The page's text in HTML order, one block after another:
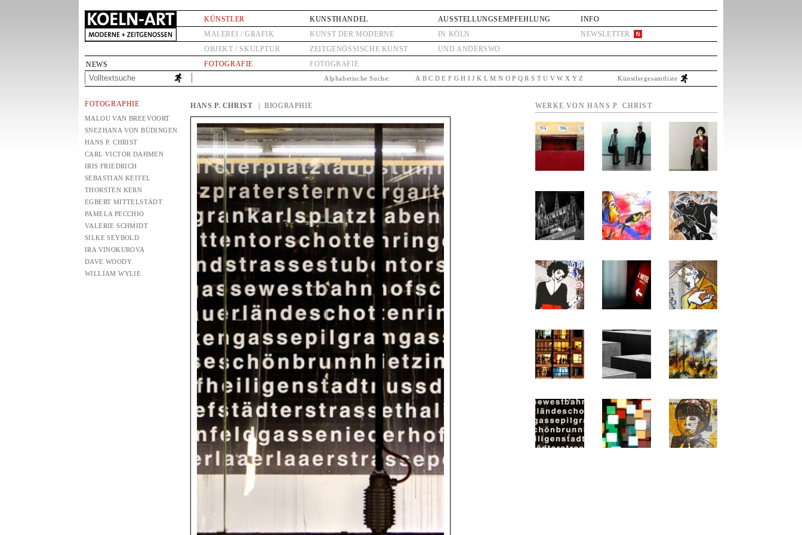
NEWS
KÜNSTLER
MALEREI / GRAFIK
OBJEKT / SKULPTUR
FOTOGRAFIE
KUNSTHANDEL
KUNST DER MODERNE
ZEITGENÖSSISCHE KUNST
FOTOGRAFIE
AUSSTELLUNGSEMPFEHLUNG
IN KÖLN
UND ANDERSWO
INFO
NEWSLETTER
Alphabetische Suche: A B C D E F G H I J K L M N O P Q R S T U V W X Y Z Künstlergesamtliste
FOTOGRAPHIE
MALOU VAN BREEVOORT
SNEZHANA VON BÜDINGEN
HANS P. CHRIST
CARL VICTOR DAHMEN
IRIS FRIEDRICH
SEBASTIAN KEITEL
THORSTEN KERN
EGBERT MITTELSTÄDT
PAMELA PECCHIO
VALERIE SCHMIDT
SILKE SEYBOLD
IRA VINOKUROVA
DAVE WOODY
WILLIAM WYLIE
HANS P. CHRIST | BIOGRAPHIE WERKE VON HANS P. CHRIST